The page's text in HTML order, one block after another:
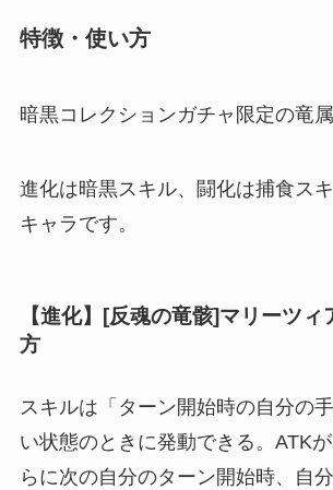
特徴・使い方
暗黒コレクションガチャ限定の竜属
進化は暗黒スキル、闘化は捕食ス
キャラです。
【進化】[反魂の竜骸]マリーツ
方
スキルは「ターン開始時の自分の
い状態のときに発動できる。ATK
らに次の自分のターン開始時、自